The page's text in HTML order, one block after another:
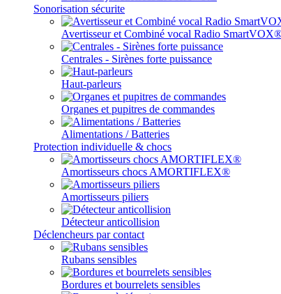
Sonorisation sécurite
Avertisseur et Combiné vocal Radio
Centrales - Sirènes forte puissance
Haut-parleurs
Organes et pupitres de commandes
Alimentations / Batteries
Protection individuelle & chocs
Amortisseurs chocs AMORTIFLEX®
Amortisseurs piliers
Détecteur anticollision
Déclencheurs par contact
Rubans sensibles
Bordures et bourrelets sensibles